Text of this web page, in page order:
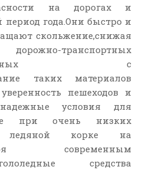
на дорогах и
период года.Они быстро и
скольжение,снижая
транспортных
с
таких материалов
пешеходов и
надежные условия для
при очень низких
ледяной корке на
современным
средства